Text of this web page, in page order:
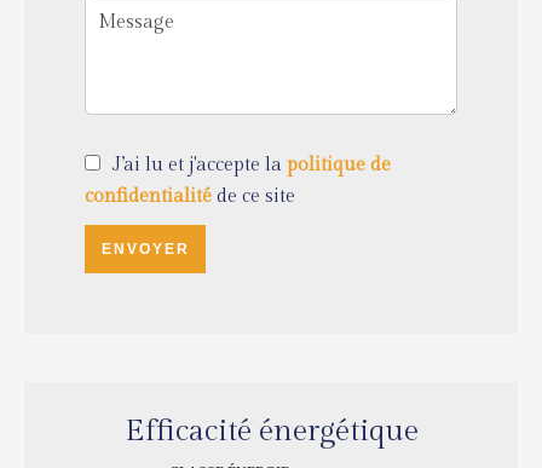
J’ai lu et j'accepte la politique de
confidentialité de ce site
ENVOYER
Efficacité énergétique